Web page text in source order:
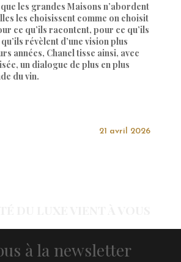
les grandes Maisons n’abordent
les choisissent comme on choisit
ce qu’ils racontent, pour ce qu’ils
révèlent d’une vision plus
années, Chanel tisse ainsi, avec
un dialogue de plus en plus
du vin.
21 avril 2026
à la newsletter